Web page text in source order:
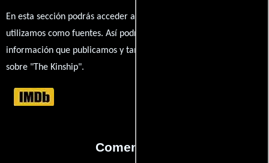
En esta sección podrás acceder a los recursos externos que
utilizamos como fuentes. Así podrás chequear toda la
información que publicamos y también ampliar tu conocimiento
sobre "The Kinship".
Comentarios